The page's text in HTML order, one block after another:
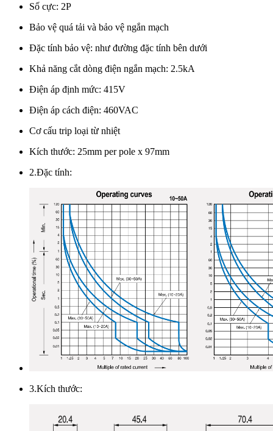
Số cực: 2P
Bảo vệ quá tải và bảo vệ ngắn mạch
Đặc tính bảo vệ: như đường đặc tính bên dưới
Khả năng cắt dòng điện ngắn mạch: 2.5kA
Điện áp định mức: 415V
Điện áp cách điện: 460VAC
Cơ cấu trip loại từ nhiệt
Kích thước: 25mm per pole x 97mm
2.Đặc tính:
3.Kích thước: